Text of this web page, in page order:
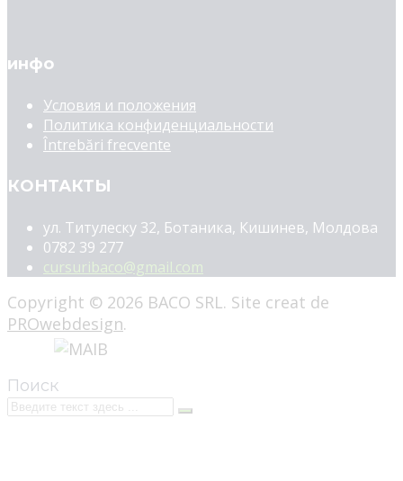
инфо
Условия и положения
Политика конфиденциальности
Întrebări frecvente
КОНТАКТЫ
ул. Титулеску 32, Ботаника, Кишинев, Молдова
0782 39 277
cursuribaco@gmail.com
Copyright © 2026 BACO SRL. Site creat de
PROwebdesign.
Поиск